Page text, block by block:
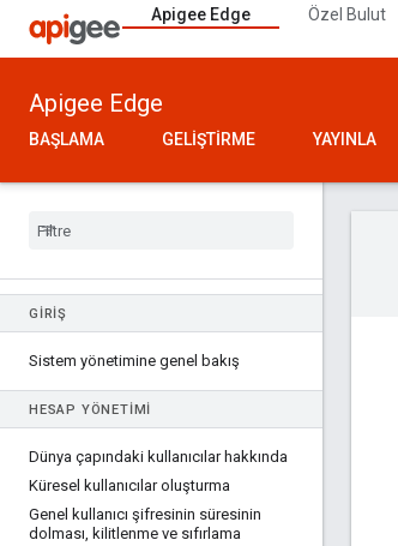
Apigee Edge Özel Bulut
Apigee Edge
BAŞLAMA GELIŞTIRME YAYINLA
GIRIŞ
Sistem yönetimine genel bakış
HESAP YÖNETIMI
Dünya çapındaki kullanıcılar hakkında
Küresel kullanıcılar oluşturma
Genel kullanıcı şifresinin süresinin
dolması, kilitlenme ve sıfırlama